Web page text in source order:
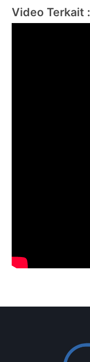
Video Terkait :